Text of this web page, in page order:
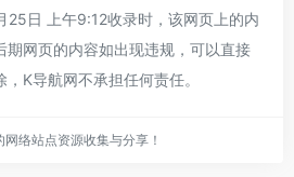
25日 上午9:12收录时，该网页上的内
期网页的内容如出现违规，可以直接
K导航网不承担任何责任。
络站点资源收集与分享！